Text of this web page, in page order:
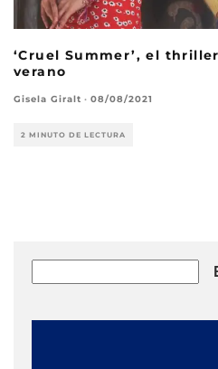
‘Cruel Summer’, el
verano
Gisela Giralt · 08/08/2021
2 MINUTO DE LECTURA